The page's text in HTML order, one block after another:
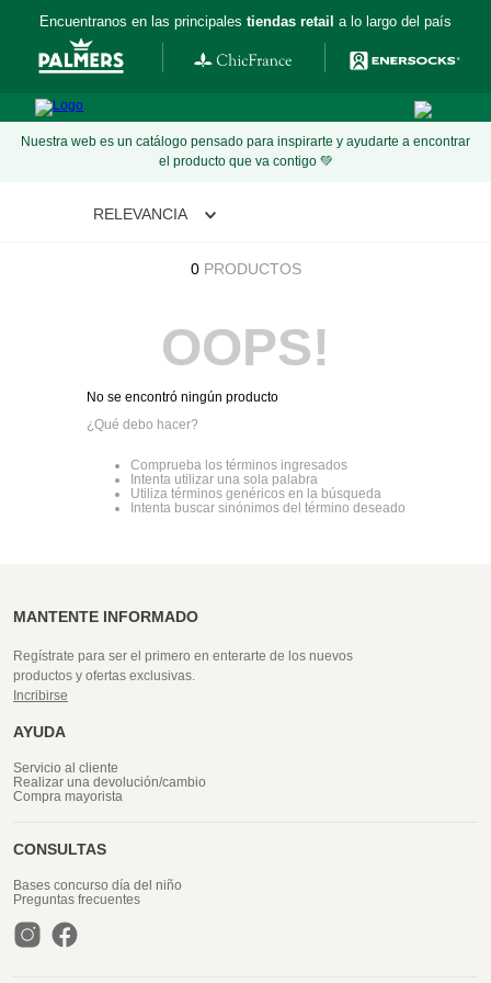
Encuentranos en las principales tiendas retail a lo largo del país
Nuestra web es un catálogo pensado para inspirarte y ayudarte a encontrar
el producto que va contigo 💚
RELEVANCIA
0 PRODUCTOS
OOPS!
No se encontró ningún producto
¿Qué debo hacer?
Comprueba los términos ingresados
Intenta utilizar una sola palabra
Utiliza términos genéricos en la búsqueda
Intenta buscar sinónimos del término deseado
MANTENTE INFORMADO
Regístrate para ser el primero en enterarte de los nuevos
productos y ofertas exclusivas.
Incribirse
AYUDA
Servicio al cliente
Realizar una devolución/cambio
Compra mayorista
CONSULTAS
Bases concurso día del niño
Preguntas frecuentes